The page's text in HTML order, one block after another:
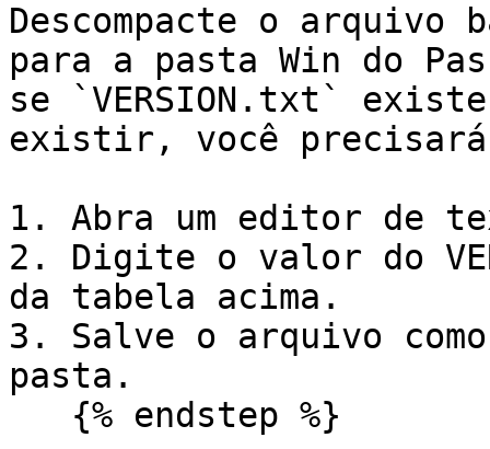
Descompacte o arquivo
para a pasta Win do
se `VERSION.txt`
existir, você
1. Abra um editor de
2. Digite o valor do
da tabela acima.
3. Salve o arquivo como
pasta.